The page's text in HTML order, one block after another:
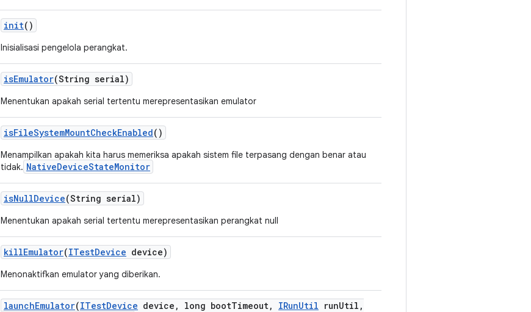
init()
Inisialisasi pengelola perangkat.
isEmulator(String serial)
Menentukan apakah serial tertentu merepresentasikan emulator
isFileSystemMountCheckEnabled()
Menampilkan apakah kita harus memeriksa apakah sistem file terpasang dengan benar atau
tidak. NativeDeviceStateMonitor
isNullDevice(String serial)
Menentukan apakah serial tertentu merepresentasikan perangkat null
killEmulator(ITestDevice device)
Menonaktifkan emulator yang diberikan.
launchEmulator(ITestDevice device , long bootTimeout, IRunUtil runUtil ,